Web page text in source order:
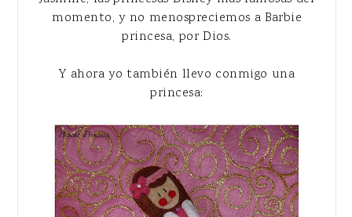
momento, y no menospreciemos a Barbie
princesa, por Dios.
Y ahora yo también llevo conmigo una
princesa: